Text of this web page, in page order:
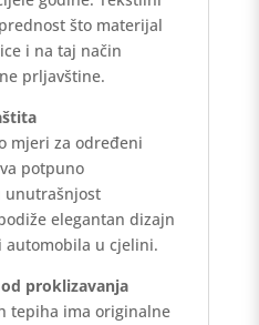
što materijal
i na taj način
prljavštine.
mjeri za određeni
potpuno
unutrašnjost
elegantan dizajn
automobila u cjelini.
proklizavanja
tepiha ima originalne